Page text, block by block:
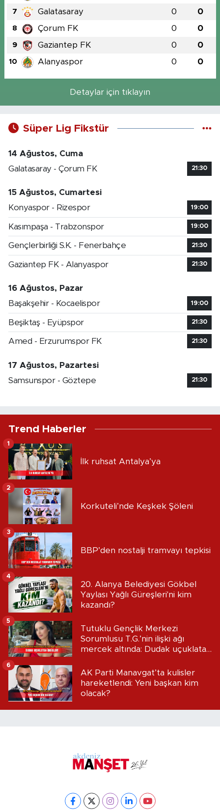
7 Galatasaray 0 0
8 Çorum FK 0 0
9 Gaziantep FK 0 0
10 Alanyaspor 0 0
Detaylar için tıklayın
Süper Lig Fikstür
14 Ağustos, Cuma
Galatasaray - Çorum FK
21:30
15 Ağustos, Cumartesi
Konyaspor - Rizespor
19:00
Kasımpaşa - Trabzonspor 19:00
Gençlerbirliği S.K. - Fenerbahçe 21:30
Gaziantep FK - Alanyaspor 21:30
16 Ağustos, Pazar
Başakşehir - Kocaelispor
19:00
Beşiktaş - Eyüpspor 21:30
Amed - Erzurumspor FK 21:30
17 Ağustos, Pazartesi
Samsunspor - Göztepe
21:30
Trend Haberler
İlk ruhsat Antalya’ya
1
Korkuteli’nde Keşkek Şöleni
2
BBP’den nostalji tramvayı tepkisi
3
20. Alanya Belediyesi Gökbel
Yaylası Yağlı Güreşleri'ni kim
kazandı?
4
Tutuklu Gençlik Merkezi
Sorumlusu T.G.’nin ilişki ağı
mercek altında: Dudak uçuklatan
5
AK Parti Manavgat’ta kulisler
hareketlendi: Yeni başkan kim
olacak?
6